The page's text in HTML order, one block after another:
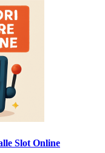
Slot Online